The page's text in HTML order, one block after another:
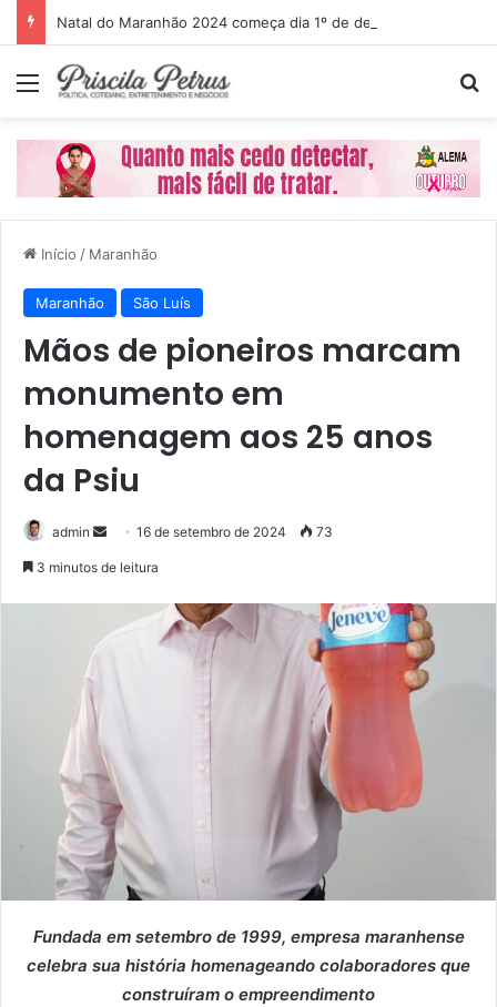
Natal do Maranhão 2024 começa dia 1º de dezembro
Menu
Início / Maranhão
Maranhão São Luís
Mãos de pioneiros marcam
monumento em
homenagem aos 25 anos
da Psiu
admin
e
m
i
l
16 de setembro de 2024 73
3 minutos de leitura
Fundada em setembro de 1999, empresa maranhense
celebra sua história homenageando colaboradores que
construíram o empreendimento